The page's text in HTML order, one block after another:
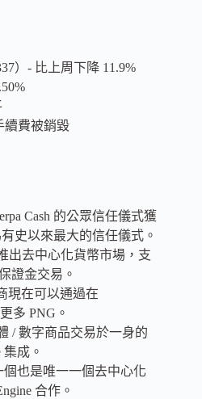
）- 比上周下降 11.9%
續費被銷毀
Cash 的公眾信任儀式獲
史以來最大的信任儀式。
出去中心化貨幣市場，支
證金交易。
現在可以通過在
多 PNG。
/ 數字商品交易於一身的
成。
個也是唯一一個去中心化
合作。